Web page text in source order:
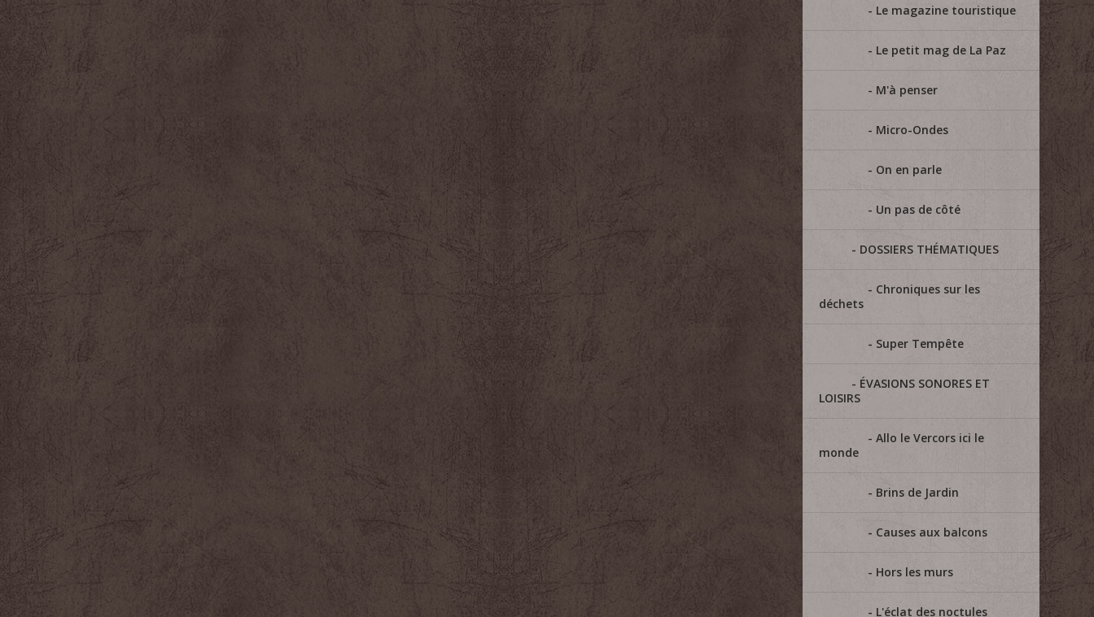
Le magazine touristique
Le petit mag de La Paz
M'à penser
Micro-Ondes
On en parle
Un pas de côté
DOSSIERS THÉMATIQUES
Chroniques sur les
déchets
Super Tempête
ÉVASIONS SONORES ET
LOISIRS
Allo le Vercors ici le
monde
Brins de Jardin
Causes aux balcons
Hors les murs
L'éclat des noctules